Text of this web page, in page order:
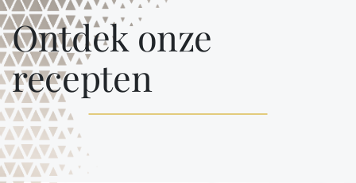
Ontdek onze
recepten